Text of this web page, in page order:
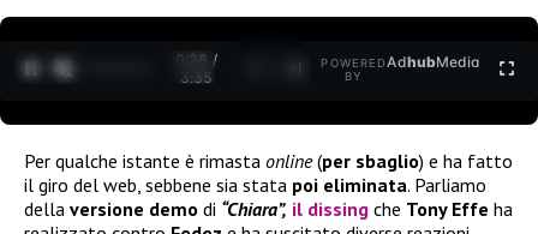
0:29 /
3:35
POWERED
BY
AdhubMedia
Per qualche istante è rimasta online(per sbaglio) e ha fatto
il giro del web, sebbene sia stata poi eliminata. Parliamo
della versione demo di “Chiara”, il dissing che Tony Effe ha